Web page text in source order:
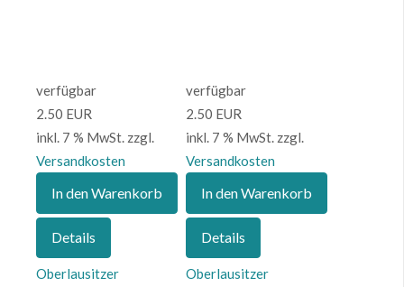
verfügbar
2.50 EUR
inkl. 7 % MwSt. zzgl.
Versandkosten
In den Warenkorb
Details
verfügbar
2.50 EUR
inkl. 7 % MwSt. zzgl.
Versandkosten
In den Warenkorb
Details
Oberlausitzer
Oberlausitzer